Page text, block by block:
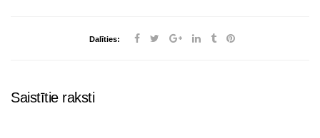
Dalīties:
Saistītie raksti